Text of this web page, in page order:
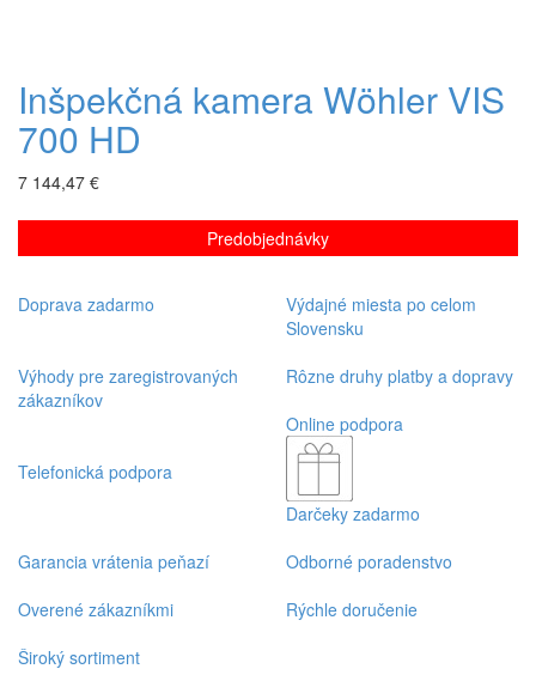
Inšpekčná kamera Wöhler VIS
700 HD
7 144,47 €
Predobjednávky
Doprava zadarmo
Výdajné miesta po celom
Slovensku
Výhody pre zaregistrovaných
zákazníkov
Rôzne druhy platby a dopravy
Online podpora
Telefonická podpora
Darčeky zadarmo
Garancia vrátenia peňazí
Odborné poradenstvo
Overené zákazníkmi
Rýchle doručenie
Široký sortiment